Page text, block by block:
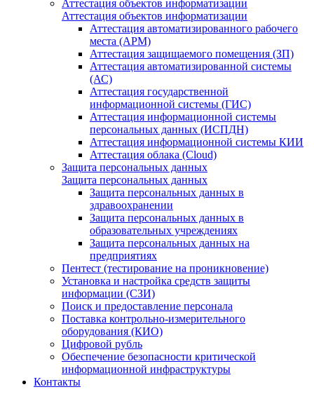
Аттестация объектов информатизации
Аттестация объектов информатизации
Аттестация автоматизированного рабочего
места (АРМ)
Аттестация защищаемого помещения (ЗП)
Аттестация автоматизированной системы
(АС)
Аттестация государственной
информационной системы (ГИС)
Аттестация информационной системы
персональных данных (ИСПДН)
Аттестация информационной системы КИИ
Аттестация облака (Cloud)
Защита персональных данных
Защита персональных данных
Защита персональных данных в
здравоохранении
Защита персональных данных в
образовательных учреждениях
Защита персональных данных на
предприятиях
Пентест (тестирование на проникновение)
Установка и настройка средств защиты
информации (СЗИ)
Поиск и предоставление персонала
Поставка контрольно-измерительного
оборудования (КИО)
Цифровой рубль
Обеспечение безопасности критической
информационной инфраструктуры
Контакты